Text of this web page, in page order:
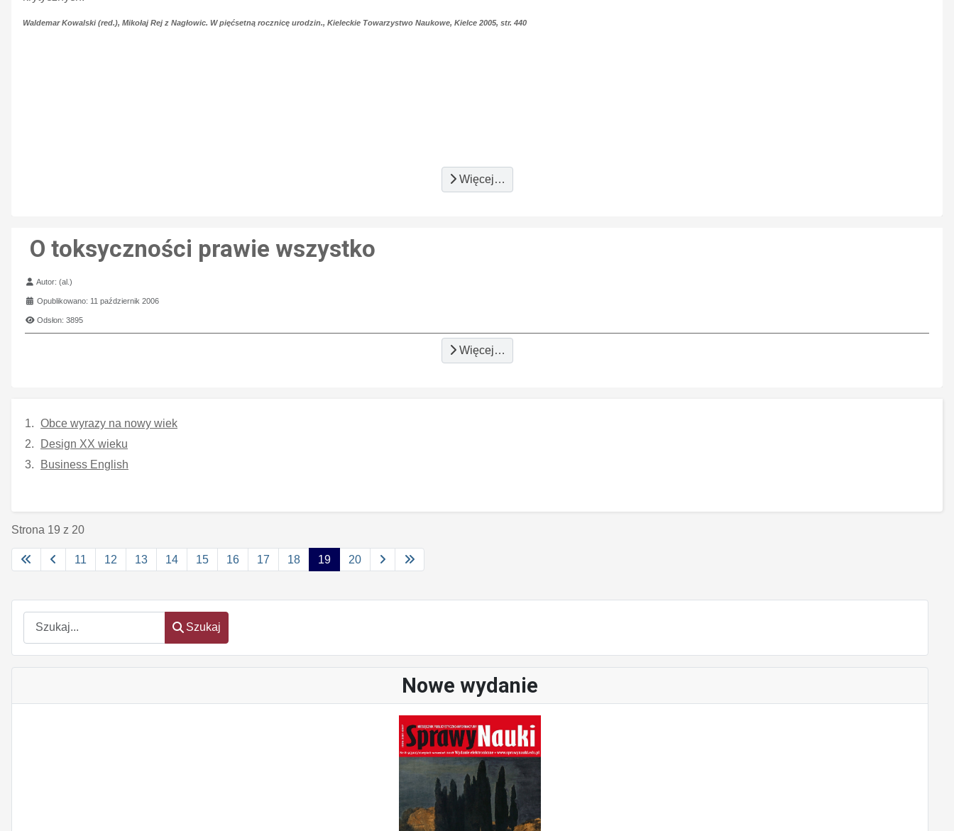
Szukaj
Szukaj
Nowe wydanie
Waldemar Kowalski (red.), Mikołaj Rej z Nagłowic. W pięćsetną rocznicę urodzin., Kieleckie Towarzystwo Naukowe, Kielce 2005, str. 440
Więcej…
O toksyczności prawie wszystko
Szczegóły
Autor:(al.)
Opublikowano: 11 październik 2006
Odsłon: 3895
Więcej…
Obce wyrazy na nowy wiek
Design XX wieku
Business English
Strona 19 z 20
11 12 13 14 15 16 17 18 19 20